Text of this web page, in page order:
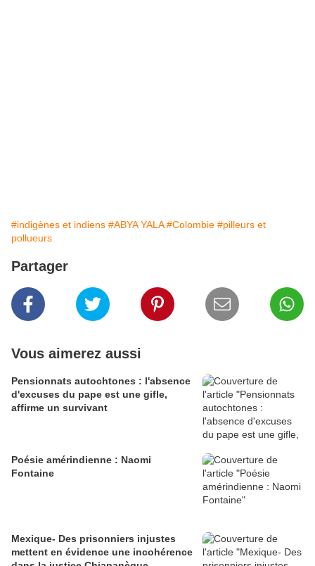
#indigènes et indiens #ABYA YALA #Colombie #pilleurs et
pollueurs
Partager
Vous aimerez aussi
Pensionnats autochtones : l'absence
d'excuses du pape est une gifle,
affirme un survivant
Poésie amérindienne : Naomi
Fontaine
Mexique- Des prisonniers injustes
mettent en évidence une incohérence